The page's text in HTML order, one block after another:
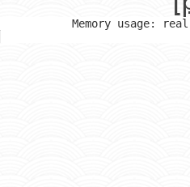
Memory usage: